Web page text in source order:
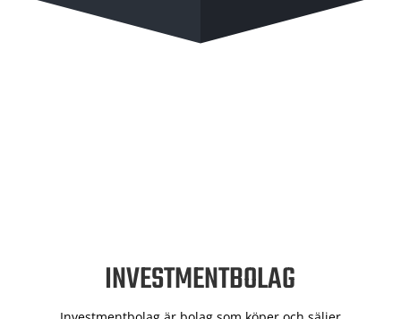
INVESTMENTBOLAG